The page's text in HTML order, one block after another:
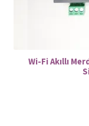
Wi-Fi Akıllı